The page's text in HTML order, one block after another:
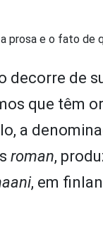
prosa e o fato de
decorre de
que têm
a
roman,
, em